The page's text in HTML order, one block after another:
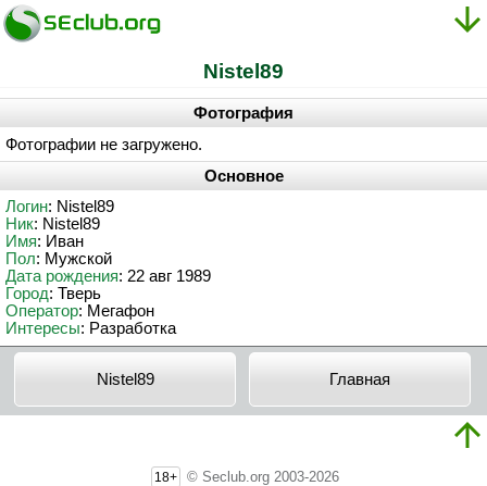
Nistel89
Фотография
Фотографии не загружено.
Основное
Логин: Nistel89
Ник: Nistel89
Имя: Иван
Пол: Мужской
Дата рождения: 22 авг 1989
Город: Тверь
Оператор: Мегафон
Интересы: Разработка
Nistel89 Главная
18+ © Seclub.org 2003-2026